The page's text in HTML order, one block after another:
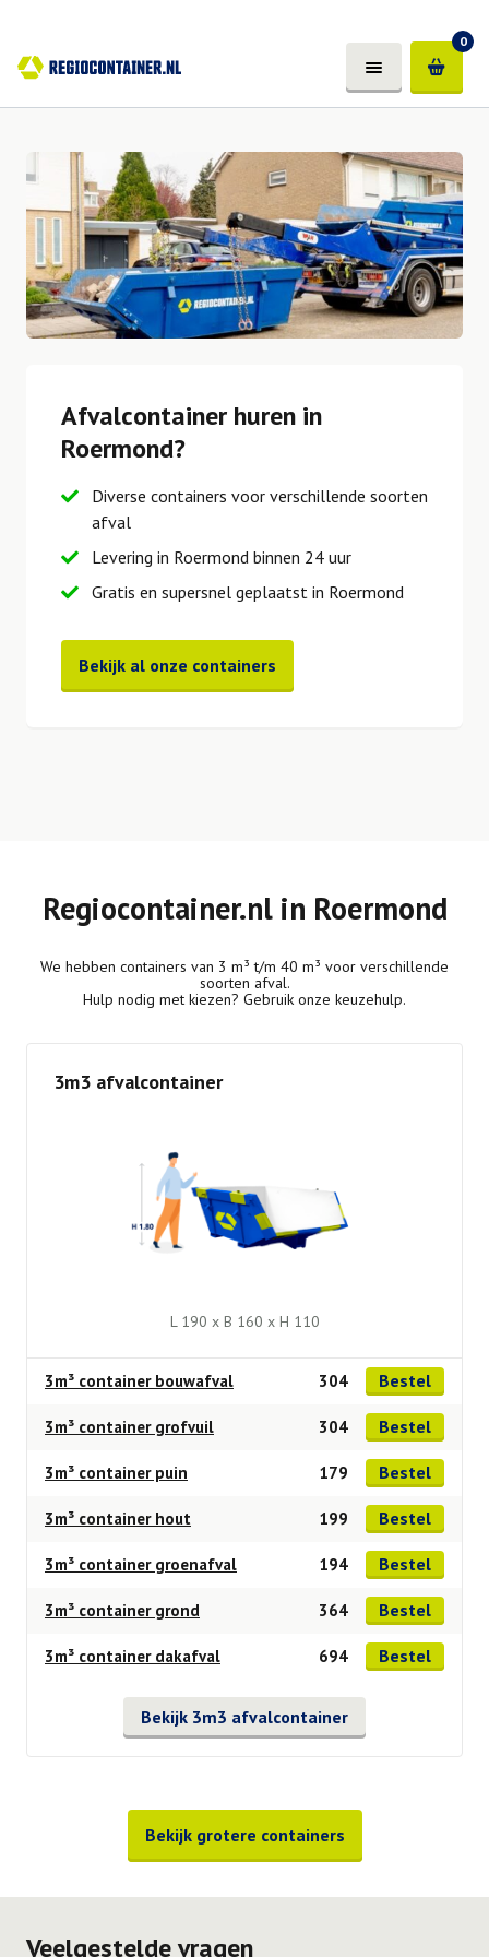
0
Afvalcontainer huren in
Roermond?
Diverse containers voor verschillende soorten
afval
Levering in Roermond binnen 24 uur
Gratis en supersnel geplaatst in Roermond
Bekijk al onze containers
Regiocontainer.nl in Roermond
We hebben containers van 3 m³ t/m 40 m³ voor verschillende
soorten afval.
Hulp nodig met kiezen? Gebruik onze keuzehulp.
3m3 afvalcontainer
L 190 x B 160 x H 110
3m³ container bouwafval 304 Bestel
3m³ container grofvuil 304 Bestel
3m³ container puin 179 Bestel
3m³ container hout 199 Bestel
3m³ container groenafval 194 Bestel
3m³ container grond 364 Bestel
3m³ container dakafval 694 Bestel
Bekijk 3m3 afvalcontainer
Bekijk grotere containers
Veelgestelde vragen